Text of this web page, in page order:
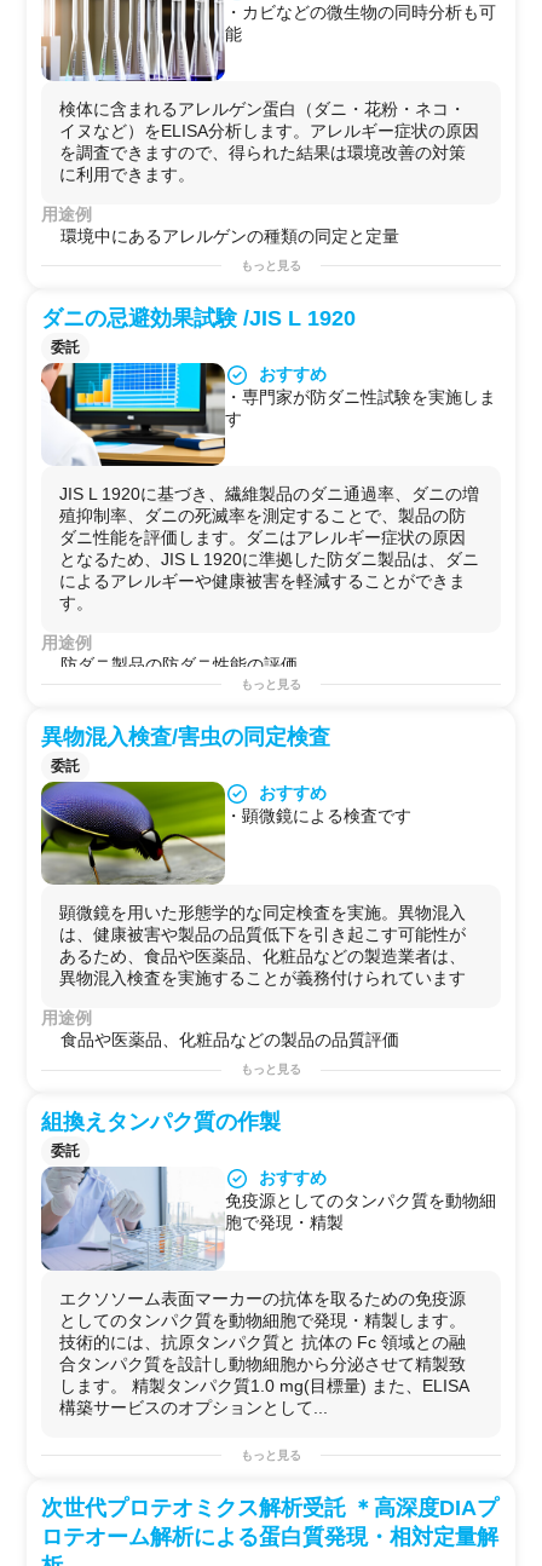
・カビなどの微生物の同時分析も可
能
検体に含まれるアレルゲン蛋白（ダニ・花粉・ネコ・
イヌなど）をELISA分析します。アレルギー症状の原因
を調査できますので、得られた結果は環境改善の対策
に利用できます。
用途例
環境中にあるアレルゲンの種類の同定と定量
もっと見る
ダニの忌避効果試験 /JIS L 1920
委託
おすすめ
・専門家が防ダニ性試験を実施しま
す
JIS L 1920に基づき、繊維製品のダニ通過率、ダニの増
殖抑制率、ダニの死滅率を測定することで、製品の防
ダニ性能を評価します。ダニはアレルギー症状の原因
となるため、JIS L 1920に準拠した防ダニ製品は、ダニ
によるアレルギーや健康被害を軽減することができま
す。
用途例
防ダニ製品の防ダニ性能の評価
掃除機や洗濯機によるダニの除去効果の評価
もっと見る
異物混入検査/害虫の同定検査
委託
おすすめ
・顕微鏡による検査です
顕微鏡を用いた形態学的な同定検査を実施。異物混入
は、健康被害や製品の品質低下を引き起こす可能性が
あるため、食品や医薬品、化粧品などの製造業者は、
異物混入検査を実施することが義務付けられています
用途例
食品や医薬品、化粧品などの製品の品質評価
もっと見る
組換えタンパク質の作製
委託
おすすめ
免疫源としてのタンパク質を動物細
胞で発現・精製
エクソソーム表面マーカーの抗体を取るための免疫源
としてのタンパク質を動物細胞で発現・精製します。
技術的には、抗原タンパク質と 抗体の Fc 領域との融
合タンパク質を設計し動物細胞から分泌させて精製致
します。 精製タンパク質1.0 mg(目標量) また、ELISA
構築サービスのオプションとして...
もっと見る
次世代プロテオミクス解析受託 ＊高深度DIAプ
ロテオーム解析による蛋白質発現・相対定量解